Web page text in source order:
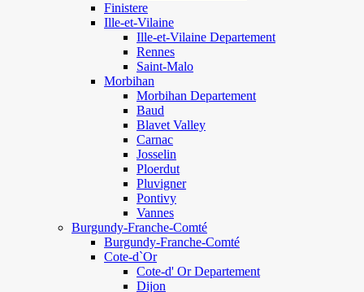
Finistere
Ille-et-Vilaine
Ille-et-Vilaine Departement
Rennes
Saint-Malo
Morbihan
Morbihan Departement
Baud
Blavet Valley
Carnac
Josselin
Ploerdut
Pluvigner
Pontivy
Vannes
Burgundy-Franche-Comté
Burgundy-Franche-Comté
Cote-d`Or
Cote-d' Or Departement
Dijon